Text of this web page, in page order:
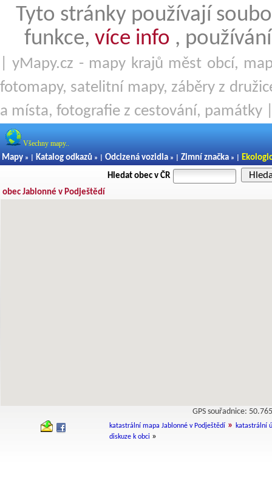
Tyto stránky používají
funkce, více info ,
| yMapy.cz - mapy krajů měst obcí,
fotomapy, satelitní mapy, záběry z
a místa, fotografie z cestování, památky
Všechny mapy..
Mapy » | Katalog odkazů » | Odcizená vozidla » | Zimní značka » |
Hledat obec v ČR
obec Jablonné v Podještědí
GPS souřadnice:
katastrální mapa Jablonné v Podještědí » katastrální
diskuze k obci »